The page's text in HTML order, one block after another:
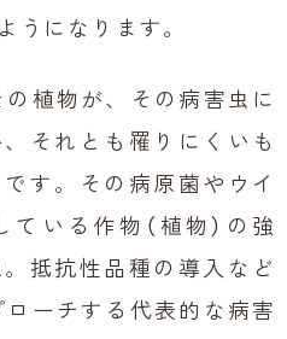
うになります。
の植物が、その病害虫に
それとも罹りにくいも
す。その病原菌やウイ
いる作物（植物）の強
抵抗性品種の導入など
ローチする代表的な病害